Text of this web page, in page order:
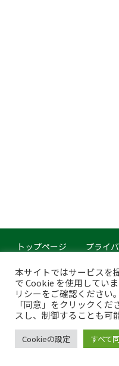
トップページ
プライ
このサイトについて
Copyright © Japan Organics
本サイトではサービスを
で Cookie を使用してい
リシーをご確認ください
「同意」をクリックく
スし、制御することも可
Cookieの設定 すべて